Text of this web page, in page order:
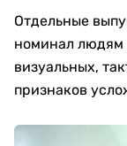
Отдельные
номинал людям
визуальных,
признаков